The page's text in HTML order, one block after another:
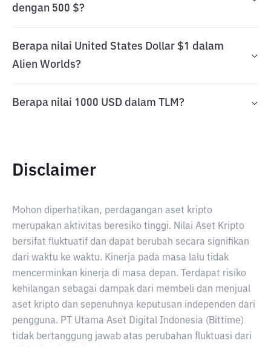
dengan 500 $?
Berapa nilai United States Dollar $1 dalam
Alien Worlds?
Berapa nilai 1000 USD dalam TLM?
Disclaimer
Mohon diperhatikan, perdagangan aset kripto
merupakan aktivitas beresiko tinggi. Nilai Aset Kripto
bersifat fluktuatif dan dapat berubah secara signifikan
dari waktu ke waktu. Kinerja pada masa lalu tidak
mencerminkan kinerja di masa depan. Terdapat risiko
kehilangan sebagai dampak dari membeli dan menjual
aset kripto dan sepenuhnya keputusan independen dari
pengguna. PT Utama Aset Digital Indonesia (Bittime)
tidak bertanggung jawab atas perubahan fluktuasi dari